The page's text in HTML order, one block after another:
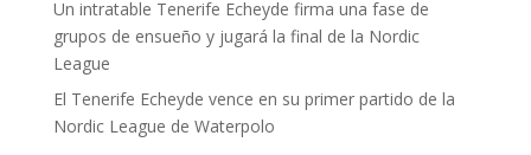
Un intratable Tenerife Echeyde firma una fase de
grupos de ensueño y jugará la final de la Nordic
League
El Tenerife Echeyde vence en su primer partido de la
Nordic League de Waterpolo